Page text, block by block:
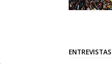
ENTREVISTAS